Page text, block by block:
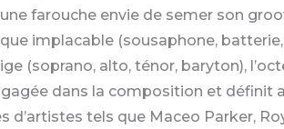
farouche envie de semer son
implacable (sousaphone,
(soprano, alto, ténor, baryton),
dans la composition et définit
d’artistes tels que Maceo Parker,